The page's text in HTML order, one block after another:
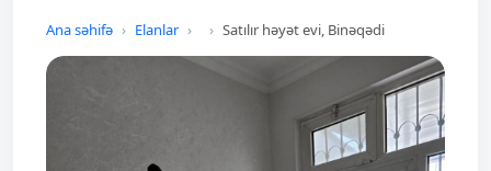
Ana səhifə Elanlar Satılır həyət evi, Binəqədi